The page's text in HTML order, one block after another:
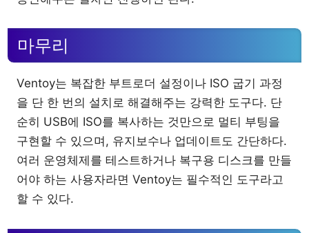
마무리
Ventoy는 복잡한 부트로더 설정이나 ISO 굽기 과정
을 단 한 번의 설치로 해결해주는 강력한 도구다. 단
순히 USB에 ISO를 복사하는 것만으로 멀티 부팅을
구현할 수 있으며, 유지보수나 업데이트도 간단하다.
여러 운영체제를 테스트하거나 복구용 디스크를 만들
어야 하는 사용자라면 Ventoy는 필수적인 도구라고
할 수 있다.